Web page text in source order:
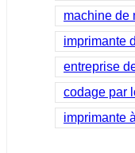
machine de
imprimante
entreprise
codage par
imprimante